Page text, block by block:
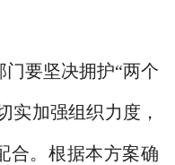
门要坚决拥护“两个
实加强组织力度，
合。根据本方案确